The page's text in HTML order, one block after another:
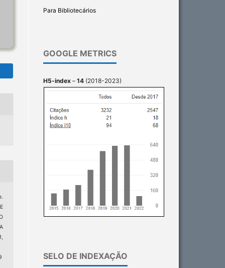
Para Bibliotecários
GOOGLE METRICS
H5-index – 14 (2018-2023)
SELO DE INDEXAÇÃO